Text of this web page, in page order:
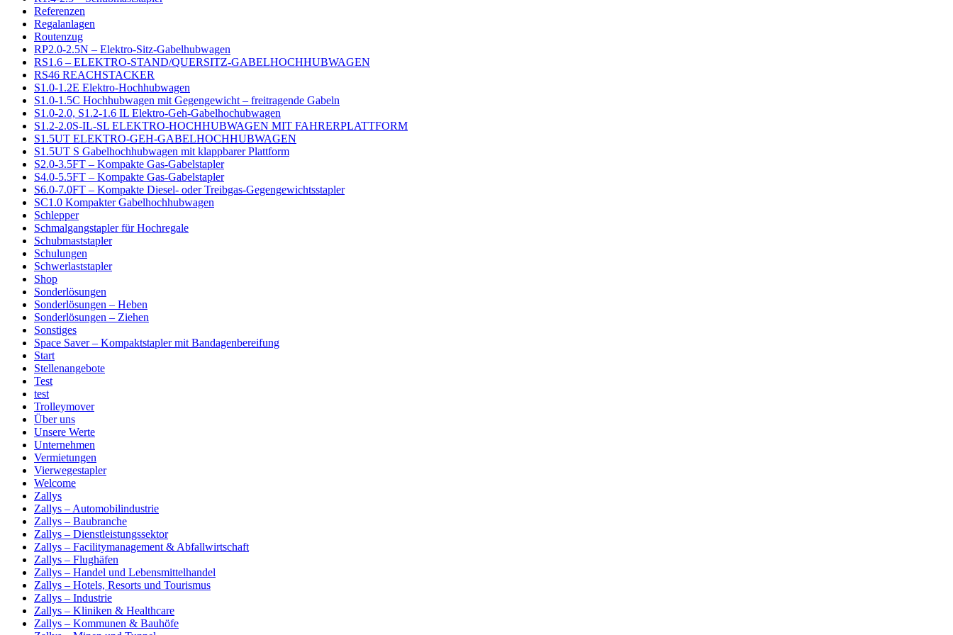
Referenzen
Regalanlagen
Routenzug
RP2.0-2.5N – Elektro-Sitz-Gabelhubwagen
RS1.6 – ELEKTRO-STAND/QUERSITZ-GABELHOCHHUBWAGEN
RS46 REACHSTACKER
S1.0-1.2E Elektro-Hochhubwagen
S1.0-1.5C Hochhubwagen mit Gegengewicht – freitragende Gabeln
S1.0-2.0, S1.2-1.6 IL Elektro-Geh-Gabelhochubwagen
S1.2-2.0S-IL-SL ELEKTRO-HOCHHUBWAGEN MIT FAHRERPLATTFORM
S1.5UT ELEKTRO-GEH-GABELHOCHHUBWAGEN
S1.5UT S Gabelhochhubwagen mit klappbarer Plattform
S2.0-3.5FT – Kompakte Gas-Gabelstapler
S4.0-5.5FT – Kompakte Gas-Gabelstapler
S6.0-7.0FT – Kompakte Diesel- oder Treibgas-Gegengewichtsstapler
SC1.0 Kompakter Gabelhochhubwagen
Schlepper
Schmalgangstapler für Hochregale
Schubmaststapler
Schulungen
Schwerlaststapler
Shop
Sonderlösungen
Sonderlösungen – Heben
Sonderlösungen – Ziehen
Sonstiges
Space Saver – Kompaktstapler mit Bandagenbereifung
Start
Stellenangebote
Test
test
Trolleymover
Über uns
Unsere Werte
Unternehmen
Vermietungen
Vierwegestapler
Welcome
Zallys
Zallys – Automobilindustrie
Zallys – Baubranche
Zallys – Dienstleistungssektor
Zallys – Facilitymanagement & Abfallwirtschaft
Zallys – Flughäfen
Zallys – Handel und Lebensmittelhandel
Zallys – Hotels, Resorts und Tourismus
Zallys – Industrie
Zallys – Kliniken & Healthcare
Zallys – Kommunen & Bauhöfe